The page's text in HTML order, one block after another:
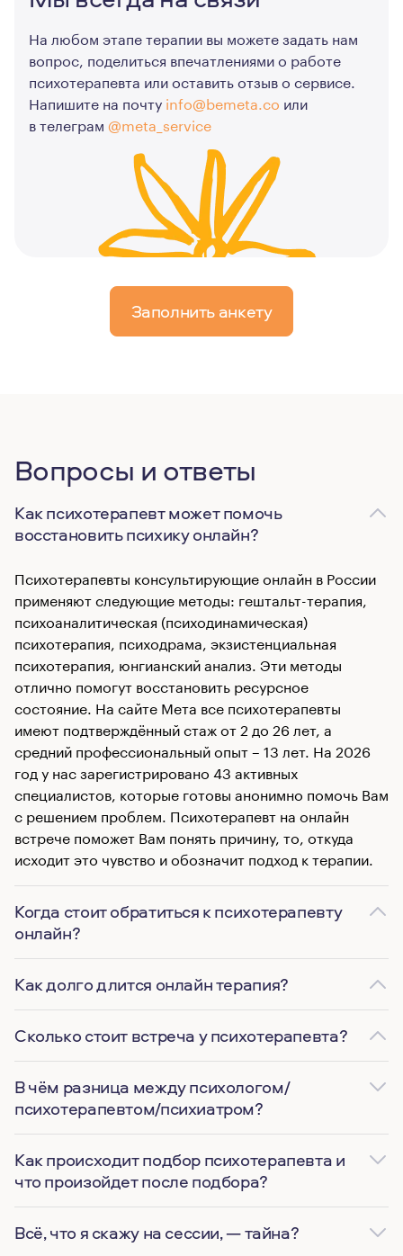
На любом этапе терапии вы можете задать нам
вопрос, поделиться впечатлениями о работе
психотерапевта или оставить отзыв о сервисе.
Напишите на почту info@bemeta.co или
в телеграм @meta_service
Заполнить анкету
Вопросы и ответы
Как психотерапевт может помочь
восстановить психику онлайн?
Психотерапевты консультирующие онлайн в России
применяют следующие методы: гештальт-терапия,
психоаналитическая (психодинамическая)
психотерапия, психодрама, экзистенциальная
психотерапия, юнгианский анализ. Эти методы
отлично помогут восстановить ресурсное
состояние. На сайте Мета все психотерапевты
имеют подтверждённый стаж от 2 до 26 лет, а
средний профессиональный опыт – 13 лет. На 2026
год у нас зарегистрировано 43 активных
специалистов, которые готовы анонимно помочь Вам
с решением проблем. Психотерапевт на онлайн
встрече поможет Вам понять причину, то, откуда
исходит это чувство и обозначит подход к терапии.
Когда стоит обратиться к психотерапевту
онлайн?
Как долго длится онлайн терапия?
Сколько стоит встреча у психотерапевта?
В чём разница между психологом/
психотерапевтом/психиатром?
Как происходит подбор психотерапевта и
что произойдет после подбора?
Всё, что я скажу на сессии, — тайна?